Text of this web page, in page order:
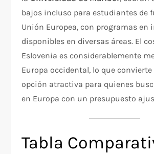
bajos incluso para estudiantes de
Unión Europea, con programas en
disponibles en diversas áreas. El
Eslovenia es considerablemente
Europa occidental, lo que
opción atractiva para quienes
en Europa con un presupuesto
Tabla